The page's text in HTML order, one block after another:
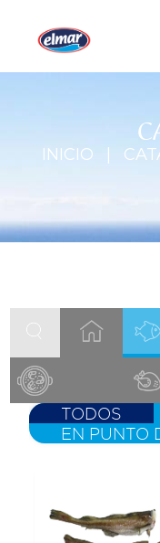
INICIO
TODOS
EN PUNTO